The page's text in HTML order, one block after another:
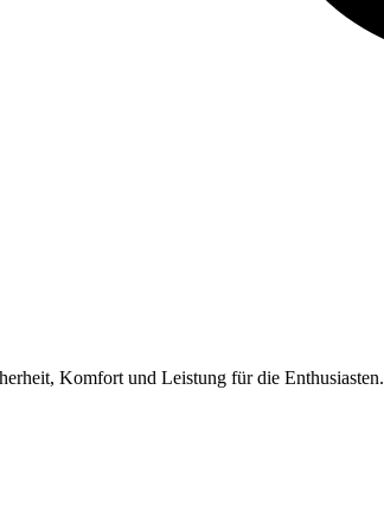
Komfort und Leistung für die Enthusiasten.